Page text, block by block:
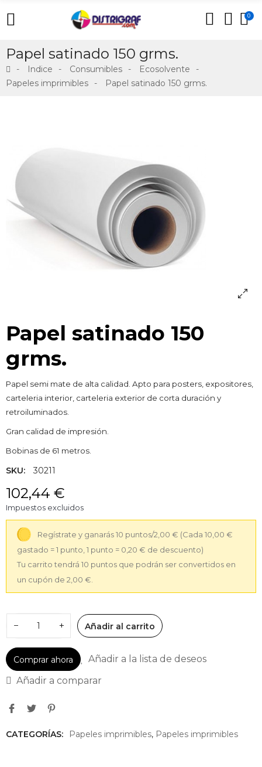
0
Papel satinado 150 grms.
Indice Consumibles
Ecosolvente
Papeles imprimibles
Papel satinado 150 grms.
Papel satinado 150
grms.
Papel semi mate de alta calidad. Apto para posters, expositores,
carteleria interior, carteleria exterior de corta duración y
retroiluminados.
Gran calidad de impresión.
Bobinas de 61 metros.
SKU: 30211
102,44 €
Impuestos excluidos
Regístrate y ganarás 10 puntos/2,00 € (Cada 10,00 €
gastado = 1 punto, 1 punto = 0,20 € de descuento)
Tu carrito tendrá 10 puntos que podrán ser convertidos en
un cupón de 2,00 €.
− + Añadir al carrito
Comprar ahora
Añadir a la lista de deseos
Añadir a comparar
CATEGORÍAS: Papeles imprimibles, Papeles imprimibles